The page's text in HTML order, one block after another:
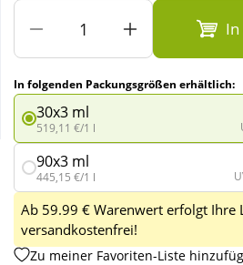
Wellness
In folgenden Packungsgrößen erhältlich:
30x3 ml
519,11 €/1 l
90x3 ml
445,15 €/1 l
Ab 59.99 € Warenwert erfolgt Ihre
versandkostenfrei!
Zu meiner Favoriten-Liste